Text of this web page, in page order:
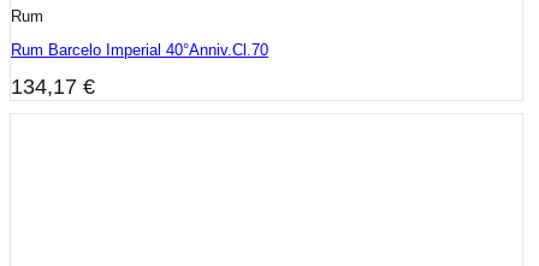
Rum
Rum Barcelo Imperial 40°Anniv.Cl.70
134,17 €